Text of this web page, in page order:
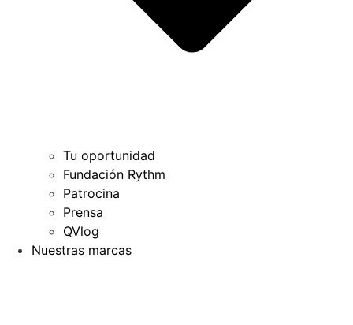
Tu oportunidad
Fundación Rythm
Patrocina
Prensa
QVlog
Nuestras marcas